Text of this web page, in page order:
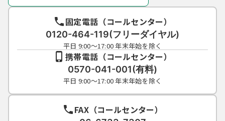
固定電話（コールセンター）
0120-464-119(フリーダイヤル)
平日 9:00～17:00 年末年始を除く
携帯電話（コールセンター）
0570-041-001(有料)
平日 9:00～17:00 年末年始を除く
FAX（コールセンター）